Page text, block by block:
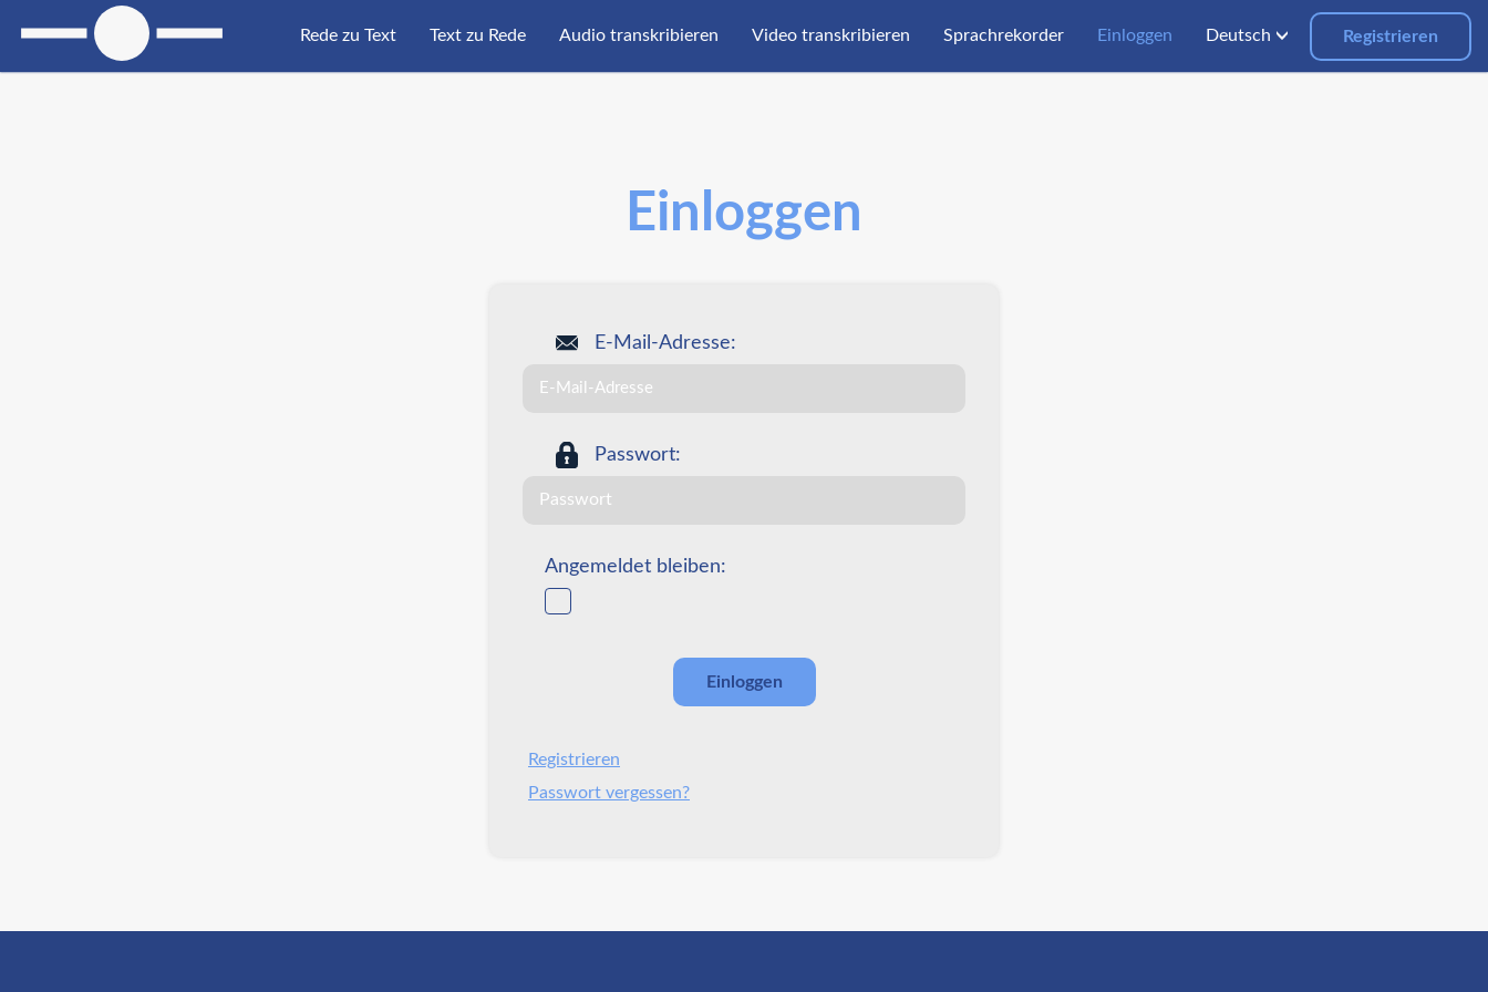
Rede zu Text Text zu Rede Audio transkribieren Video transkribieren Sprachrekorder Einloggen Deutsch Registrieren
Einloggen
E-Mail-Adresse:
Passwort:
Angemeldet bleiben:
Registrieren
Passwort vergessen?